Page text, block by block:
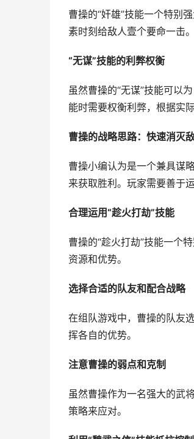
曹操的“奸雄”技能一个特别
素时刻给敌人壹个要命一击。
“无谋”技能的利弊权衡
虽然曹操的“无谋”技能可以
能时需要权衡利弊，根据实
曹操的战略思路：快速消灭
曹操小编认为是一个兼具谋
来获取胜利。玩家需要善于
合理运用“趁火打劫”技能
曹操的“趁火打劫”技能一个
资源和优势。
选择合适的队友和配合战略
在组队游戏中，曹操的队友
挥各自的优势。
注意曹操的弱点和克制
虽然曹操作为一名强大的武
策略来应对。